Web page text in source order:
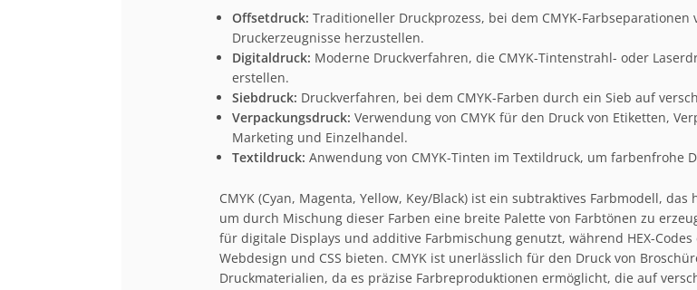
Offsetdruck: Traditioneller Druckprozess, bei dem CMYK-
Druckerzeugnisse herzustellen.
Digitaldruck: Moderne Druckverfahren, die CMYK-Tintenstrahl- oder
erstellen.
Siebdruck: Druckverfahren, bei dem CMYK-Farben durch ein Sieb auf
Verpackungsdruck: Verwendung von CMYK für den Druck von Etiketten,
Marketing und Einzelhandel.
Textildruck: Anwendung von CMYK-Tinten im Textildruck, um farbenfrohe
CMYK (Cyan, Magenta, Yellow, Key/Black) ist ein subtraktives Farbmodell,
um durch Mischung dieser Farben eine breite Palette von Farbtönen zu
für digitale Displays und additive Farbmischung genutzt, während HEX-
Webdesign und CSS bieten. CMYK ist unerlässlich für den Druck von
Druckmaterialien, da es präzise Farbreproduktionen ermöglicht, die auf